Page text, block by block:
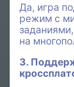
Да, игра
режим с
на
3.